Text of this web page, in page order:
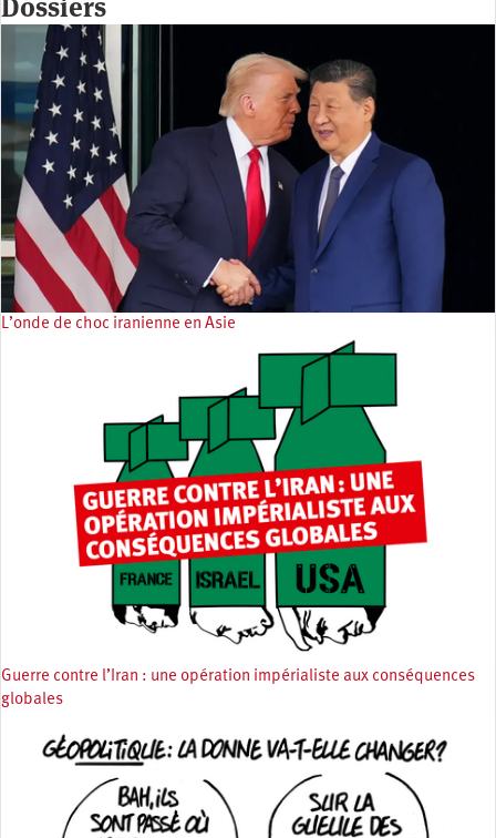
L’onde de choc iranienne en Asie
Guerre contre l’Iran : une opération impérialiste aux conséquences
globales